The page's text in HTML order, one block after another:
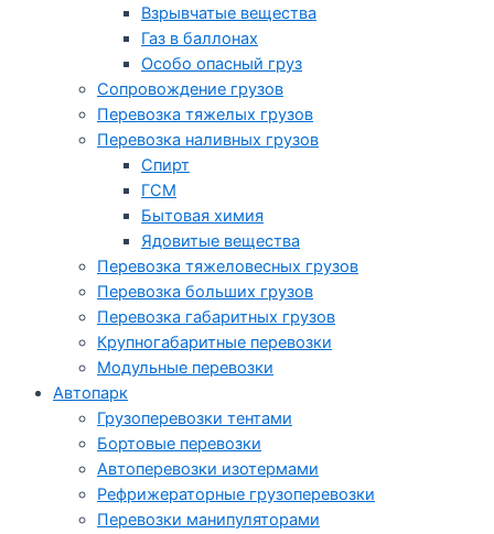
Взрывчатые вещества
Газ в баллонах
Особо опасный груз
Cопровождение грузов
Перевозка тяжелых грузов
Перевозка наливных грузов
Спирт
ГСМ
Бытовая химия
Ядовитые вещества
Перевозка тяжеловесных грузов
Перевозка больших грузов
Перевозка габаритных грузов
Крупногабаритные перевозки
Модульные перевозки
Автопарк
Грузоперевозки тентами
Бортовые перевозки
Автоперевозки изотермами
Рефрижераторные грузоперевозки
Перевозки манипуляторами